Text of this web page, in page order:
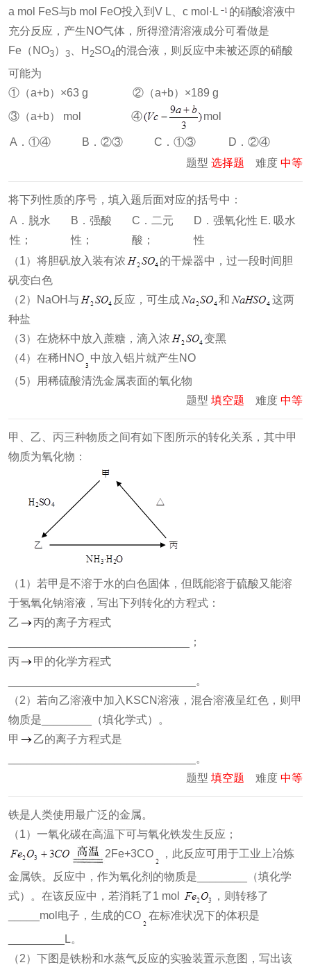
a mol FeS与b mol FeO投入到V L、c mol·L
的硝酸溶液中
充分反应，产生NO气体，所得澄清溶液成分可看做是
Fe（NO3） 3 、H 2SO4的混合液，则反应中未被还原的硝酸
可能为
①（a+b）×63 g ②（a+b）×189 g
③（a+b） mol ④
mol
A．①④ B．②③ C．①③
D．②④
题型 选择题 难度 中等
将下列性质的序号，填入题后面对应的括号中：
A．脱水
性；
B．强酸
性；
C．二元
酸；
D．强氧化性 E. 吸水
性
（1）将胆矾放入装有浓
的干燥器中，过一段时间胆
矾变白色
（2）NaOH与
反应，可生成 和
这两
种盐
（3）在烧杯中放入蔗糖，滴入浓
变黑
（4）在稀HNO 中放入铝片就产生NO
（5）用稀硫酸清洗金属表面的氧化物
题型 填空题 难度 中等
甲、乙、丙三种物质之间有如下图所示的转化关系，其中甲
物质为氧化物：
（1）若甲是不溶于水的白色固体，但既能溶于硫酸又能溶
于氢氧化钠溶液，写出下列转化的方程式：
乙
丙的离子方程式
_____________________________；
丙
甲的化学方程式
______________________________。
（2）若向乙溶液中加入KSCN溶液，混合溶液呈红色，则甲
物质是________（填化学式）。
甲
乙的离子方程式是
______________________________。
题型 填空题 难度 中等
铁是人类使用最广泛的金属。
（1）一氧化碳在高温下可与氧化铁发生反应；
2Fe+3CO
，此反应可用于工业上冶炼
金属铁。反应中，作为氧化剂的物质是________（填化学
式）。在该反应中，若消耗了1 mol
，则转移了
_____mol电子，生成的CO
在标准状况下的体积是
_________L。
（2）下图是铁粉和水蒸气反应的实验装置示意图，写出该